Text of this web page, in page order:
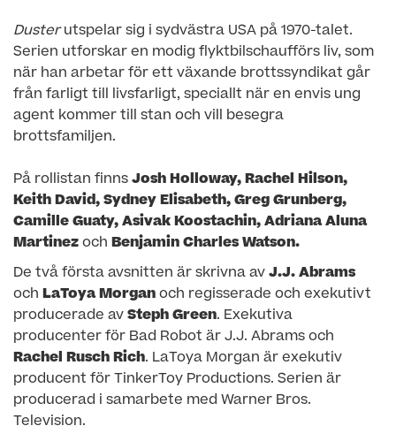
Duster utspelar sig i sydvästra USA på 1970-talet.
Serien utforskar en modig flyktbilschaufförs liv, som
när han arbetar för ett växande brottssyndikat går
från farligt till livsfarligt, speciallt när en envis ung
agent kommer till stan och vill besegra
brottsfamiljen.
På rollistan finns Josh Holloway, Rachel Hilson,
Keith David, Sydney Elisabeth, Greg Grunberg,
Camille Guaty, Asivak Koostachin, Adriana Aluna
Martinez och Benjamin Charles Watson.
De två första avsnitten är skrivna av J.J. Abrams
och LaToya Morgan och regisserade och exekutivt
producerade av Steph Green. Exekutiva
producenter för Bad Robot är J.J. Abrams och
Rachel Rusch Rich. LaToya Morgan är exekutiv
producent för TinkerToy Productions. Serien är
producerad i samarbete med Warner Bros.
Television.